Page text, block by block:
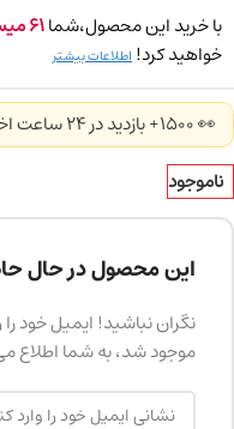
با خرید این محصول،شما61
خواهید کرد! اطلاعات بیشتر
👀 1500+ بازدید در ۲۴ ساعت اخیر
ناموجود
این محصول در حال
نگران نباشید! ایمیل خود
موجود شد، به شما اطلاع